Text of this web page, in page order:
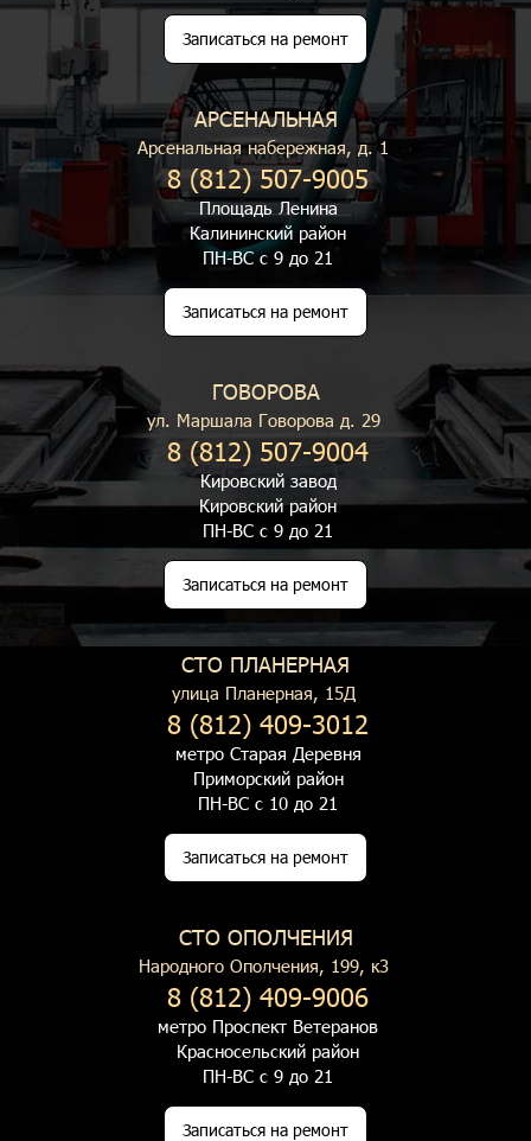
Записаться на ремонт
АРСЕНАЛЬНАЯ
Арсенальная набережная, д. 1
8 (812) 507-9005
Площадь Ленина
Калининский район
ПН-ВС с 9 до 21
Записаться на ремонт
ГОВОРОВА
ул. Маршала Говорова д. 29
8 (812) 507-9004
Кировский завод
Кировский район
ПН-ВС с 9 до 21
Записаться на ремонт
СТО ПЛАНЕРНАЯ
улица Планерная, 15Д
8 (812) 409-3012
метро Старая Деревня
Приморский район
ПН-ВС с 10 до 21
Записаться на ремонт
СТО ОПОЛЧЕНИЯ
Народного Ополчения, 199, к3
8 (812) 409-9006
метро Проспект Ветеранов
Красносельский район
ПН-ВС с 9 до 21
Записаться на ремонт